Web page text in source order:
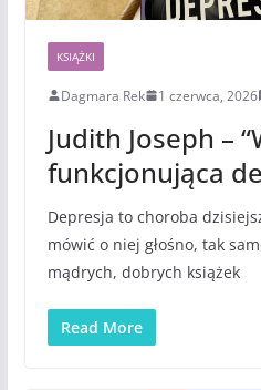
KSIĄŻKI
Dagmara Rek 1 czerwca, 2026
Judith Joseph –
funkcjonująca
Depresja to choroba
mówić o niej głośno, tak
mądrych, dobrych książek
Read More